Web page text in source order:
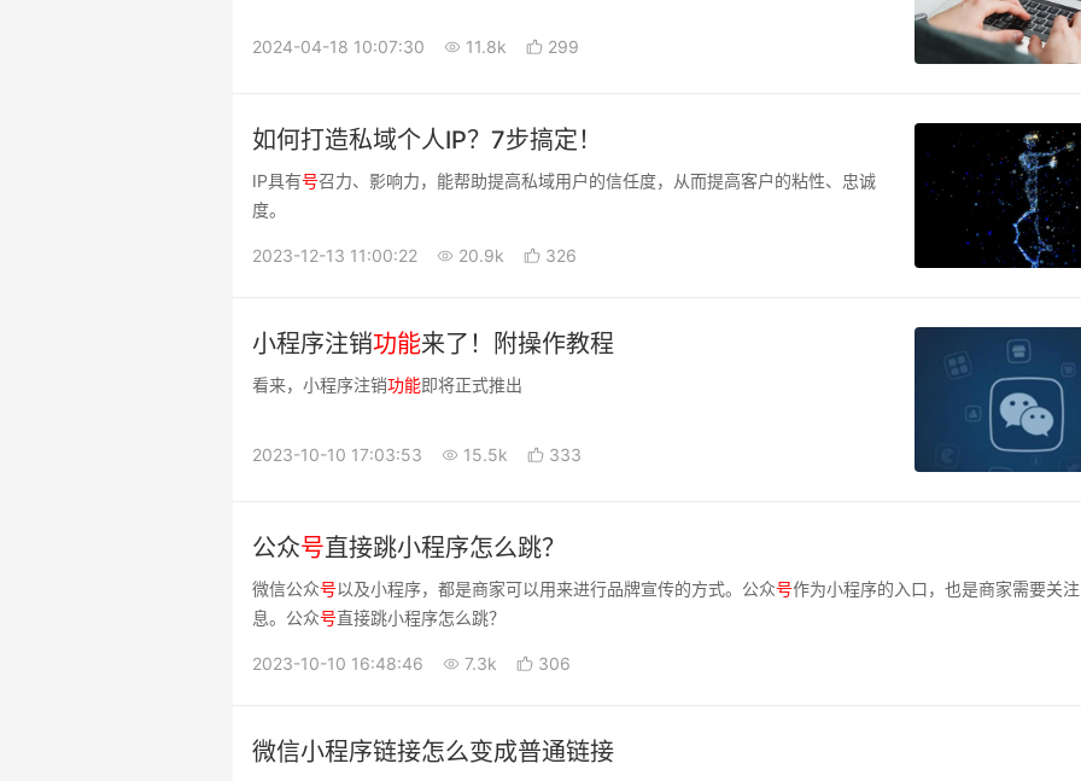
2024-04-18 10:07:30 11.8k 299
如何打造私域个人IP？7步搞定！
IP具有号召力、影响力，能帮助提高私域用户的信任度，从而提高客户的粘性、忠诚
度。
2023-12-13 11:00:22 20.9k 326
小程序注销功能来了！附操作教程
看来，小程序注销功能即将正式推出
2023-10-10 17:03:53 15.5k 333
公众号直接跳小程序怎么跳？
微信公众号以及小程序，都是商家可以用来进行品牌宣传的方式。公众号作为小程序的入口，也是商家需要关
息。公众号直接跳小程序怎么跳？
2023-10-10 16:48:46 7.3k 306
微信小程序链接怎么变成普通链接